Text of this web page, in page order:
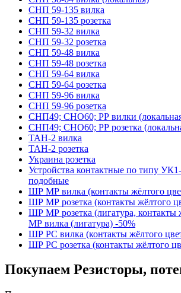
СНП 59-135 вилка
СНП 59-135 розетка
СНП 59-32 вилка
СНП 59-32 розетка
СНП 59-48 вилка
СНП 59-48 розетка
СНП 59-64 вилка
СНП 59-64 розетка
СНП 59-96 вилка
СНП 59-96 розетка
СНП49; СНО60; РР вилки
СНП49; СНО60; РР розетка
ТАН-2 вилка
ТАН-2 розетка
Украина розетка
Устройства контактные по типу
подобные
ШР МР вилка (контакты жёлтого
ШР МР розетка (контакты жёлтого
ШР МР розетка (лигатура, контакты
МР вилка (лигатура) -50%
ШР РС вилка (контакты жёлтого
ШР РС розетка (контакты жёлтого
Покупаем Резисторы,